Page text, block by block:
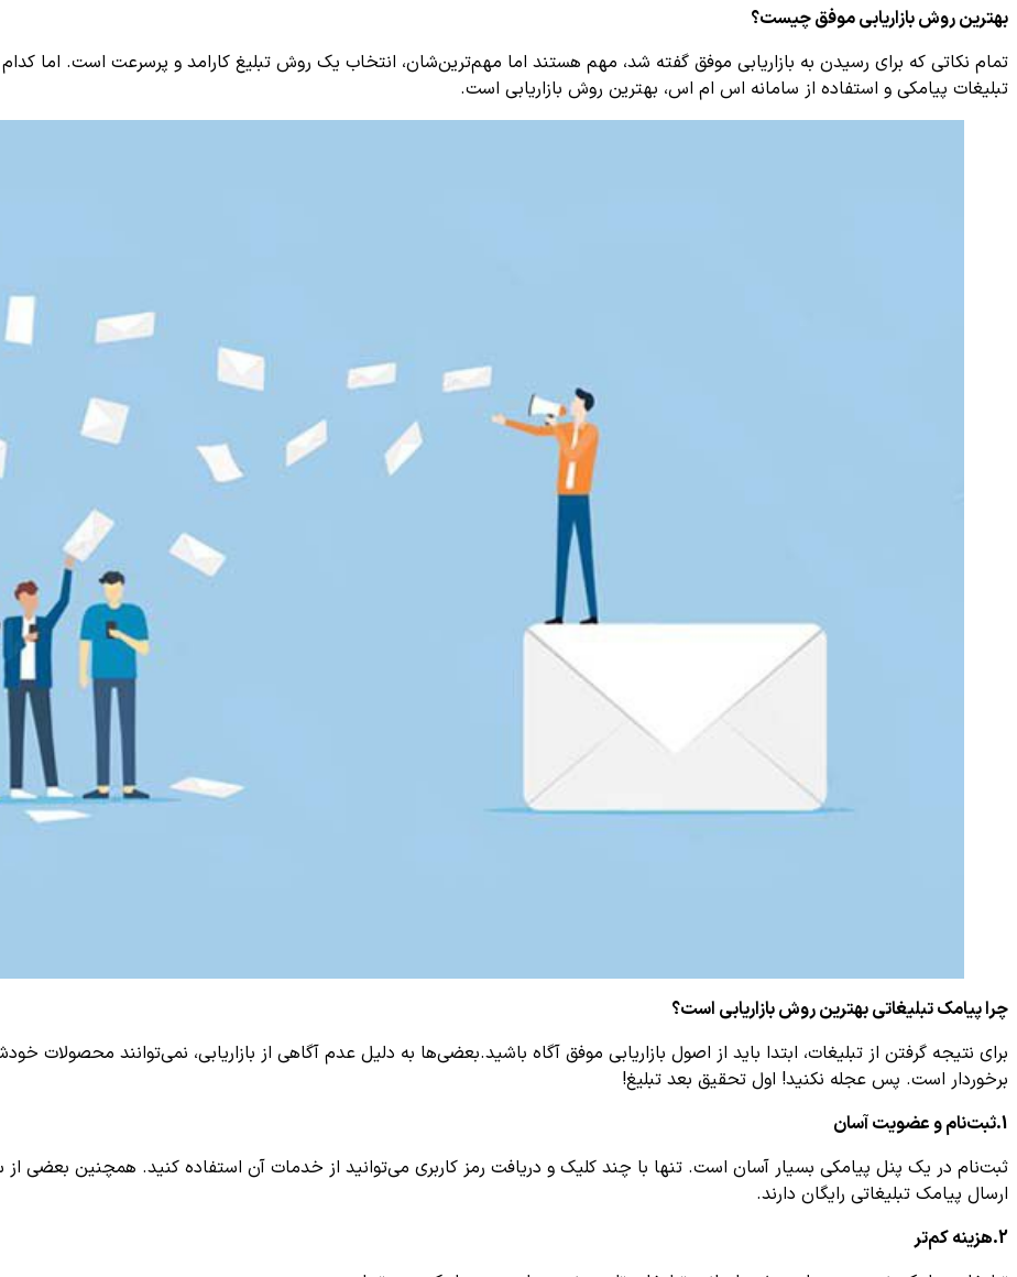
بهترین روش بازاریابی موفق چیست؟
تمام نکاتی که برای رسیدن به بازاریابی موفق گفته شد، مهم هستند اما مهم‌ترین‌شان، انتخاب یک روش تبلیغ کارامد و پرسرعت است. اما
تبلیغات پیامکی و استفاده از سامانه اس ام اس، بهترین روش بازاریابی است.
چرا پیامک تبلیغاتی بهترین روش بازاریابی است؟
برای نتیجه گرفتن از تبلیغات، ابتدا باید از اصول بازاریابی موفق آگاه باشید.بعضی‌ها به دلیل عدم آگاهی از بازاریابی، نمی‌توانند محصولات
برخوردار است. پس عجله نکنید! اول تحقیق بعد تبلیغ!
1.ثبت‌نام و عضویت آسان
ثبت‌نام در یک پنل پیامکی بسیار آسان است. تنها با چند کلیک و دریافت رمز کاربری می‌توانید از خدمات آن استفاده کنید. همچنین بعضی از
ارسال پیامک تبلیغاتی رایگان دارند.
2.هزینه کم‌تر